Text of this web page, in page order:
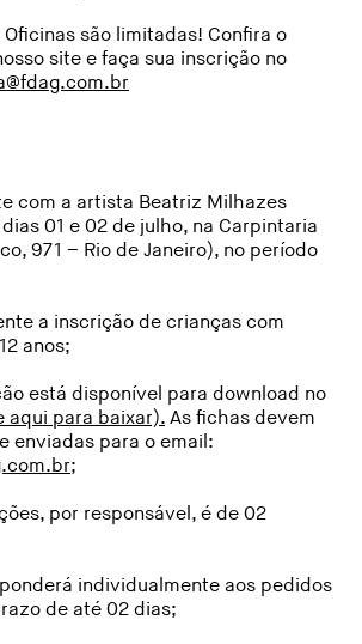
são limitadas! Confira o
site e faça sua inscrição no
com a artista Beatriz Milhazes
01 e 02 de julho, na Carpintaria
971 – Rio de Janeiro), no período
a inscrição de crianças com
anos;
está disponível para download no
aqui para baixar). As fichas devem
enviadas para o email:
;
por responsável, é de 02
individualmente aos pedidos
de até 02 dias;